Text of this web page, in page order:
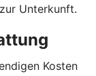
Unterkunft.
Kosten